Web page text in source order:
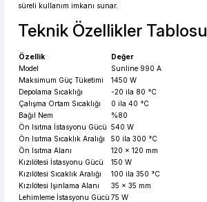
süreli kullanım imkanı sunar.
Teknik Özellikler Tablosu
Özellik
Değer
Model
Sunline 990 A
Maksimum Güç Tüketimi
1450 W
Depolama Sıcaklığı
-20 ila 80 °C
Çalışma Ortam Sıcaklığı
0 ila 40 °C
Bağıl Nem
%80
Ön Isıtma İstasyonu Gücü 540 W
Ön Isıtma Sıcaklık Aralığı
50 ila 300 °C
Ön Isıtma Alanı
120 x 120 mm
Kızılötesi İstasyonu Gücü
150 W
Kızılötesi Sıcaklık Aralığı
100 ila 350 °C
Kızılötesi Işınlama Alanı
35 x 35 mm
Lehimleme İstasyonu Gücü 75 W